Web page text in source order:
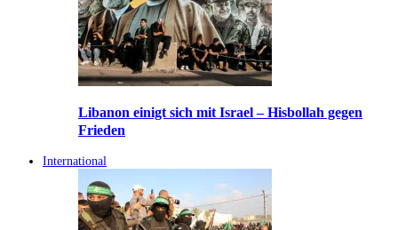
Libanon einigt sich mit Israel – Hisbollah gegen
Frieden
International